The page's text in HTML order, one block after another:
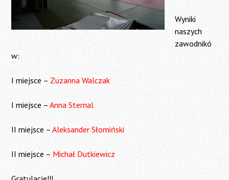
Wyniki
naszych
zawodnikó
w:
I miejsce – Zuzanna Walczak
I miejsce –Anna Sternal
II miejsce –Aleksander Słomiński
II miejsce –Michał Dutkiewicz